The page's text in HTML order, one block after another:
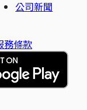
公司新聞
務條款